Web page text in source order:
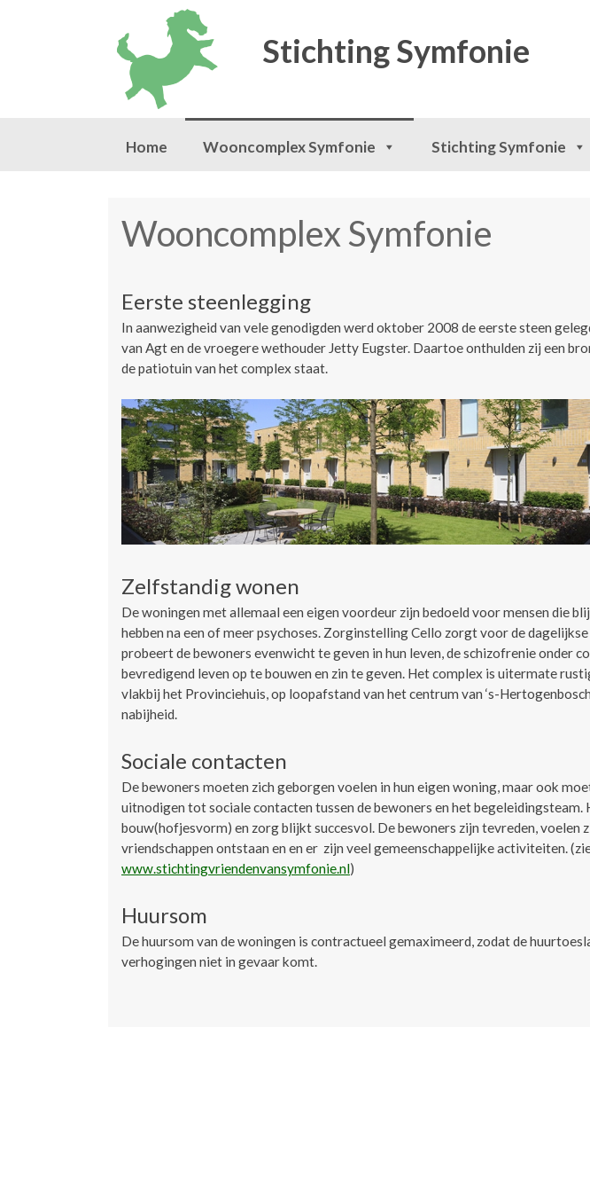
Stichting Symfonie
Skip to content
Home Wooncomplex Symfonie Stichting Symfonie
Wooncomplex Symfonie
Eerste steenlegging
In aanwezigheid van vele genodigden werd oktober 2008 de eerste steen
van Agt en de vroegere wethouder Jetty Eugster. Daartoe onthulden zij een
de patiotuin van het complex staat.
Zelfstandig wonen
De woningen met allemaal een eigen voordeur zijn bedoeld voor mensen die
hebben na een of meer psychoses. Zorginstelling Cello zorgt voor de
probeert de bewoners evenwicht te geven in hun leven, de schizofrenie onder
bevredigend leven op te bouwen en zin te geven. Het complex is uitermate
vlakbij het Provinciehuis, op loopafstand van het centrum van ‘s-
nabijheid.
Sociale contacten
De bewoners moeten zich geborgen voelen in hun eigen woning, maar ook
uitnodigen tot sociale contacten tussen de bewoners en het begeleidingsteam.
bouw(hofjesvorm) en zorg blijkt succesvol. De bewoners zijn tevreden, voelen
vriendschappen ontstaan en en er zijn veel gemeenschappelijke activiteiten.
www.stichtingvriendenvansymfonie.nl)
Huursom
De huursom van de woningen is contractueel gemaximeerd, zodat de
verhogingen niet in gevaar komt.